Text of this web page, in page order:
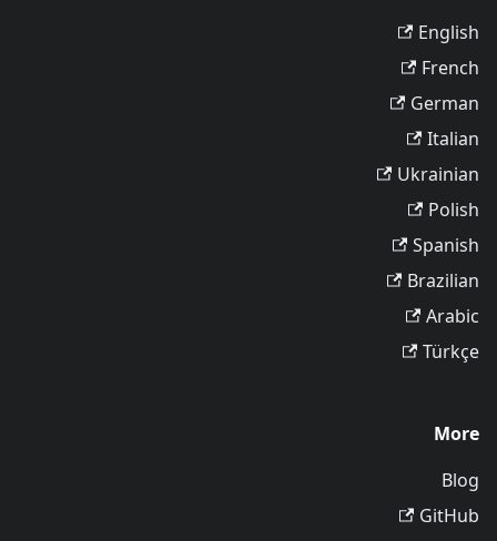
English
French
German
Italian
Ukrainian
Polish
Spanish
Brazilian
Arabic
Türkçe
More
Blog
GitHub